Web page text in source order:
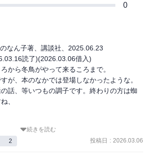
0
なん子著、講談社、2025.06.23
読了)(2026.03.06借入)
から冬鳥がやって来るころまで。
が、本のなかでは登場しなかったような。
話、等いつもの調子です。終わりの方は蜘
、
っちゃう編
続きを読む
2 投稿日 : 2026.03.06